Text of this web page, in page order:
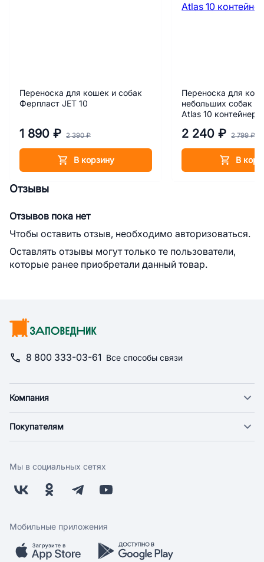
Переноска для кошек и собак
Ферпласт JET 10
1 890 ₽ 2 390 ₽
В корзину
Переноска для
небольших собак
Atlas 10 контейнер
2 240 ₽ 2 799 ₽
В
Отзывы
Отзывов пока нет
Чтобы оставить отзыв, необходимо авторизоваться.
Оставлять отзывы могут только те пользователи,
которые ранее приобретали данный товар.
8 800 333-03-61 Все способы связи
Компания
Новости
Поставщикам
Заводчикам
Обратная связь
Покупателям
Оплата
Бонусная программа
Скидки и акции
Мобильное приложение
Мы в социальных сетях
Мобильные приложения